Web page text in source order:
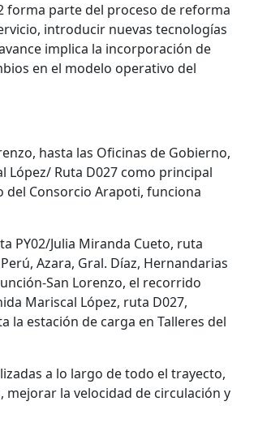
forma parte del proceso de reforma
introducir nuevas tecnologías
implica la incorporación de
en el modelo operativo del
hasta las Oficinas de Gobierno,
López/ Ruta D027 como principal
del Consorcio Arapoti, funciona
PY02/Julia Miranda Cueto, ruta
Azara, Gral. Díaz, Hernandarias
San Lorenzo, el recorrido
Mariscal López, ruta D027,
la estación de carga en Talleres del
a lo largo de todo el trayecto,
mejorar la velocidad de circulación y